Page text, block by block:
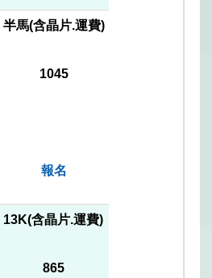
半馬(含晶片.運費)
1045
報名
13K(含晶片.運費)
865